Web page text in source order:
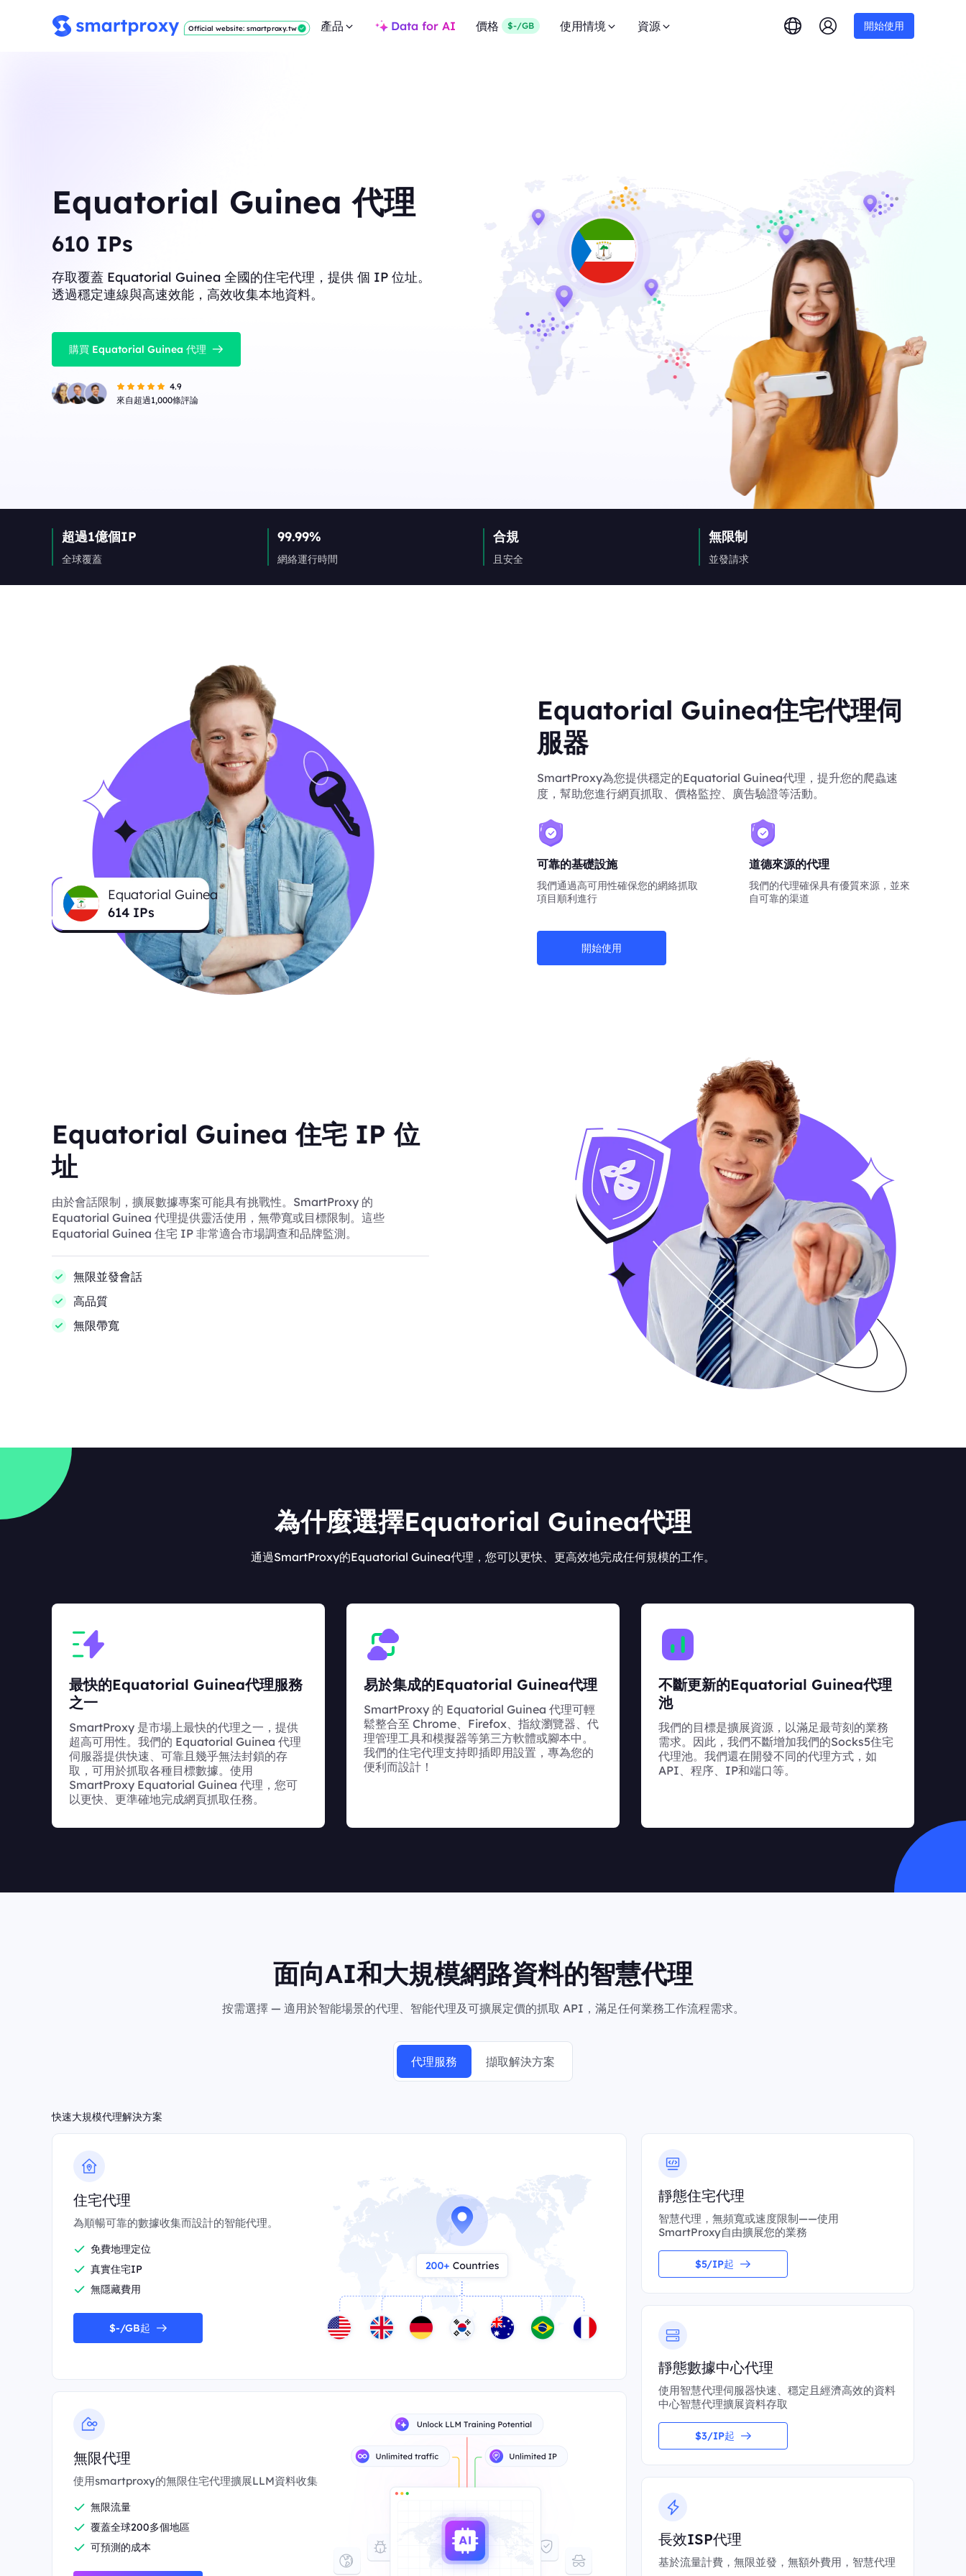
Official website: smartproxy.tw 產品 Data for AI 價格 $-/GB 使用情境 資源 開始使用
Equatorial Guinea 代理
614 IPs
存取覆蓋 Equatorial Guinea 全國的住宅代理，提供 個 IP 位址。
透過穩定連線與高速效能，高效收集本地資料。
購買 Equatorial Guinea 代理
4.9
來自超過1,000條評論
超過1億個IP
全球覆蓋
99.99%
網絡運行時間
合規
且安全
無限制
並發請求
Equatorial Guinea
614 IPs
Equatorial Guinea住宅代理伺
服器
SmartProxy為您提供穩定的Equatorial Guinea代理，提升您的爬蟲速
度，幫助您進行網頁抓取、價格監控、廣告驗證等活動。
可靠的基礎設施
我們通過高可用性確保您的網絡抓取
項目順利進行
道德來源的代理
我們的代理確保具有優質來源，並來
自可靠的渠道
開始使用
Equatorial Guinea 住宅 IP 位
址
由於會話限制，擴展數據專案可能具有挑戰性。SmartProxy 的
Equatorial Guinea 代理提供靈活使用，無帶寬或目標限制。這些
Equatorial Guinea 住宅 IP 非常適合市場調查和品牌監測。
無限並發會話
高品質
無限帶寬
為什麼選擇Equatorial Guinea代理
通過SmartProxy的Equatorial Guinea代理，您可以更快、更高效地完成任何規模的工作。
最快的Equatorial Guinea代理服務
之一
SmartProxy 是市場上最快的代理之一，提供
超高可用性。我們的 Equatorial Guinea 代理
伺服器提供快速、可靠且幾乎無法封鎖的存
取，可用於抓取各種目標數據。使用
SmartProxy Equatorial Guinea 代理，您可
以更快、更準確地完成網頁抓取任務。
易於集成的Equatorial Guinea代理
SmartProxy 的 Equatorial Guinea 代理可輕
鬆整合至 Chrome、Firefox、指紋瀏覽器、代
理管理工具和模擬器等第三方軟體或腳本中。
我們的住宅代理支持即插即用設置，專為您的
便利而設計！
不斷更新的Equatorial Guinea代理
池
我們的目標是擴展資源，以滿足最苛刻的業務
需求。因此，我們不斷增加我們的Socks5住宅
代理池。我們還在開發不同的代理方式，如
API、程序、IP和端口等。
面向AI和大規模網路資料的智慧代理
按需選擇 — 適用於智能場景的代理、智能代理及可擴展定價的抓取 API，滿足任何業務工作流程需求。
代理服務 擷取解決方案
快速大規模代理解決方案
住宅代理
為順暢可靠的數據收集而設計的智能代理。
免費地理定位
真實住宅IP
無隱藏費用
$-/GB起
無限代理
使用smartproxy的無限住宅代理擴展LLM資料收集
無限流量
覆蓋全球200多個地區
可預測的成本
靜態住宅代理
智慧代理，無頻寬或速度限制——使用
SmartProxy自由擴展您的業務
$5/IP起
靜態數據中心代理
使用智慧代理伺服器快速、穩定且經濟高效的資料
中心智慧代理擴展資料存取
$3/IP起
長效ISP代理
基於流量計費，無限並發，無額外費用，智慧代理